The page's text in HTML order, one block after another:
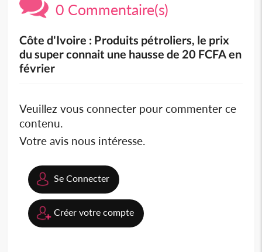
0 Commentaire(s)
Côte d'Ivoire : Produits pétroliers, le prix
du super connait une hausse de 20 FCFA en
février
Veuillez vous connecter pour commenter ce
contenu.
Votre avis nous intéresse.
Se Connecter
Créer votre compte